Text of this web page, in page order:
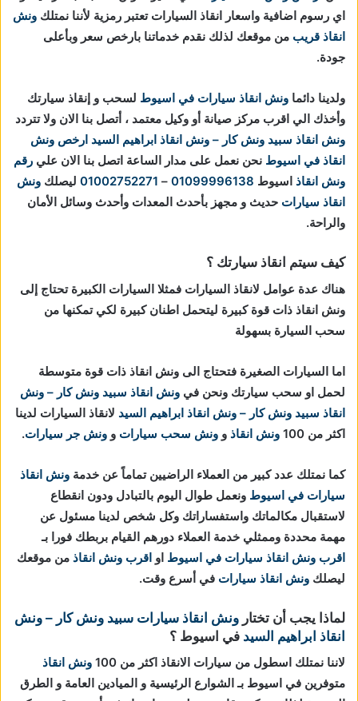
اي رسوم اضافية واسعار انقاذ السيارات تعتبر رمزية لأننا نمتلك ونش
انقاذ قريب من موقعك لذلك نقدم خدماتنا بارخص سعر وبأعلى
جودة.
ولدينا دائما ونش انقاذ سيارات في اسيوط لسحب و إنقاذ سيارتك
وأخذك الي اقرب مركز صيانة أو وكيل معتمد ، أتصل بنا الان ولا تتردد
ونش انقاذ سبيد ونش كار – ونش انقاذ ابراهيم السيد ارخص ونش
انقاذ في اسيوط نحن نعمل على مدار الساعة اتصل بنا الان علي رقم
ونش انقاذ اسيوط 01099996138
–
01002752271 ليصلك ونش
انقاذ سيارات حديث و مجهز بأحدث المعدات وأحدث وسائل الأمان
والراحة.
كيف سيتم انقاذ سيارتك ؟
هناك عدة عوامل لانقاذ السيارات فمثلا السيارات الكبيرة تحتاج إلى
ونش انقاذ ذات قوة كبيرة ليتحمل اطنان كبيرة لكي تمكنها من
سحب السيارة بسهولة
اما السيارات الصغيرة فتحتاج الى ونش انقاذ ذات قوة متوسطة
لحمل او سحب سيارتك ونحن في ونش انقاذ سبيد ونش كار – ونش
انقاذ سبيد ونش كار – ونش انقاذ ابراهيم السيد لانقاذ السيارات لدينا
اكثر من 100
ونش انقاذ و ونش سحب سيارات و ونش جر سيارات.
كما نمتلك عدد كبير من العملاء الراضيين تماماً عن خدمة ونش انقاذ
سيارات في اسيوط ونعمل طوال اليوم بالتبادل ودون انقطاع
لاستقبال مكالماتك واستفساراتك وكل شخص لدينا مسئول عن
مهمة محددة وممثلي خدمة العملاء دورهم القيام بربطك فورا بـ
اقرب ونش انقاذ سيارات في اسيوط او اقرب ونش انقاذ من موقعك
ليصلك ونش انقاذ سيارات في أسرع وقت.
لماذا يجب أن تختار ونش انقاذ سيارات سبيد ونش كار – ونش
انقاذ ابراهيم السيد في اسيوط ؟
لاننا نمتلك اسطول من سيارات الانقاذ اكثر من 100
ونش انقاذ
متوفرين في اسيوط بـ الشوارع الرئيسية و الميادين العامة و الطرق